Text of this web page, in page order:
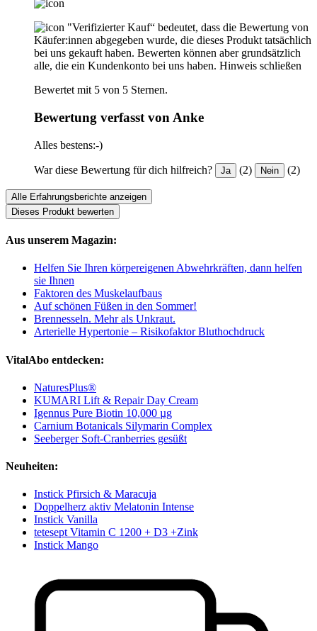
"Verifizierter Kauf“ bedeutet, dass die Bewertung von
Käufer:innen abgegeben wurde, die dieses Produkt tatsächlich
bei uns gekauft haben. Bewerten können aber grundsätzlich
alle, die ein Kundenkonto bei uns haben. Hinweis schließen
Bewertet mit 5 von 5 Sternen.
Bewertung verfasst von Anke
Alles bestens:-)
War diese Bewertung für dich hilfreich? Ja (2) Nein (2)
Alle Erfahrungsberichte anzeigen
Dieses Produkt bewerten
Aus unserem Magazin:
Helfen Sie Ihren körpereigenen Abwehrkräften, dann helfen
sie Ihnen
Faktoren des Muskelaufbaus
Auf schönen Füßen in den Sommer!
Brennesseln. Mehr als Unkraut.
Arterielle Hypertonie – Risikofaktor Bluthochdruck
VitalAbo entdecken:
NaturesPlus®
KUMARI Lift & Repair Day Cream
Igennus Pure Biotin 10,000 µg
Carnium Botanicals Silymarin Complex
Seeberger Soft-Cranberries gesüßt
Neuheiten:
Instick Pfirsich & Maracuja
Doppelherz aktiv Melatonin Intense
Instick Vanilla
tetesept Vitamin C 1200 + D3 +Zink
Instick Mango